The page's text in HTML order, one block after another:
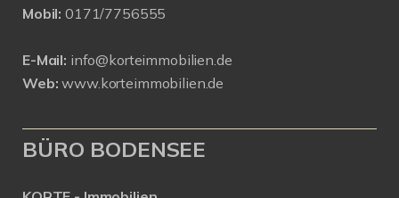
Mobil: 0171/7756555
E-Mail: info@korteimmobilien.de
Web: www.korteimmobilien.de
BÜRO BODENSEE